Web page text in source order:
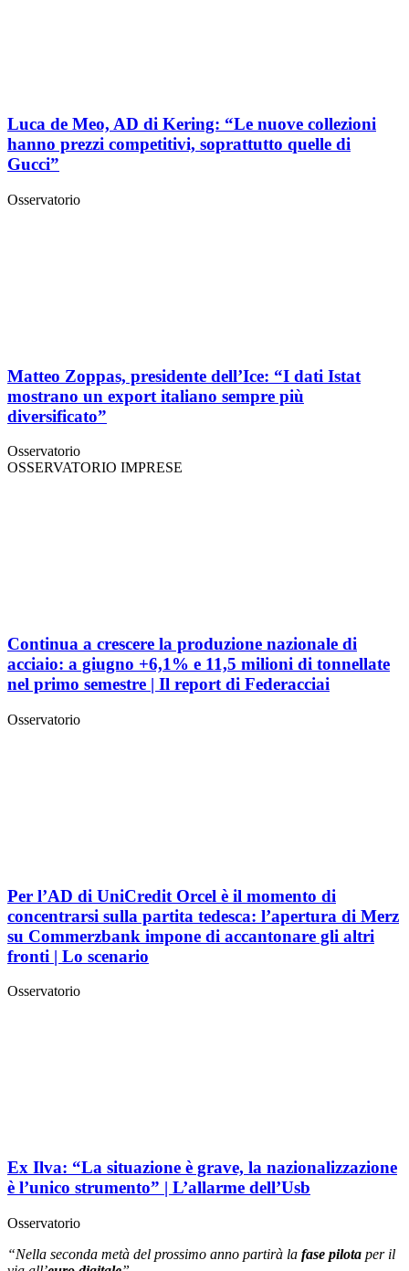
Luca de Meo, AD di Kering: “Le nuove collezioni
hanno prezzi competitivi, soprattutto quelle di
Gucci”
Osservatorio
Matteo Zoppas, presidente dell’Ice: “I dati Istat
mostrano un export italiano sempre più
diversificato”
Osservatorio
OSSERVATORIO IMPRESE
Continua a crescere la produzione nazionale di
acciaio: a giugno +6,1% e 11,5 milioni di tonnellate
nel primo semestre | Il report di Federacciai
Osservatorio
Per l’AD di UniCredit Orcel è il momento di
concentrarsi sulla partita tedesca: l’apertura di Merz
su Commerzbank impone di accantonare gli altri
fronti | Lo scenario
Osservatorio
Ex Ilva: “La situazione è grave, la nazionalizzazione
è l’unico strumento” | L’allarme dell’Usb
Osservatorio
“Nella seconda metà del prossimo anno partirà la fase pilota per il